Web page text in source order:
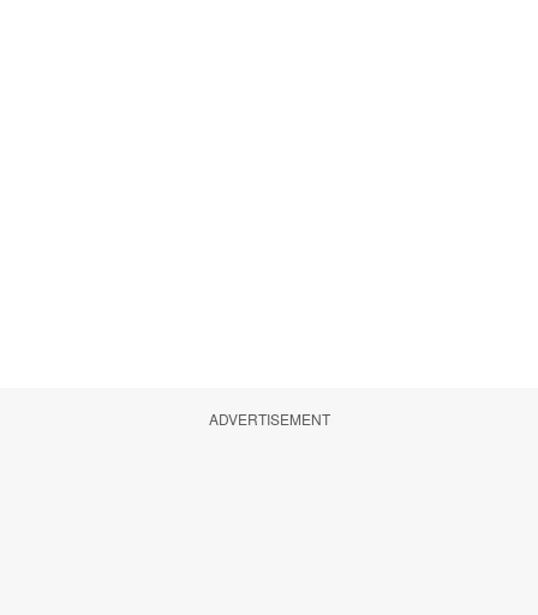
ADVERTISEMENT